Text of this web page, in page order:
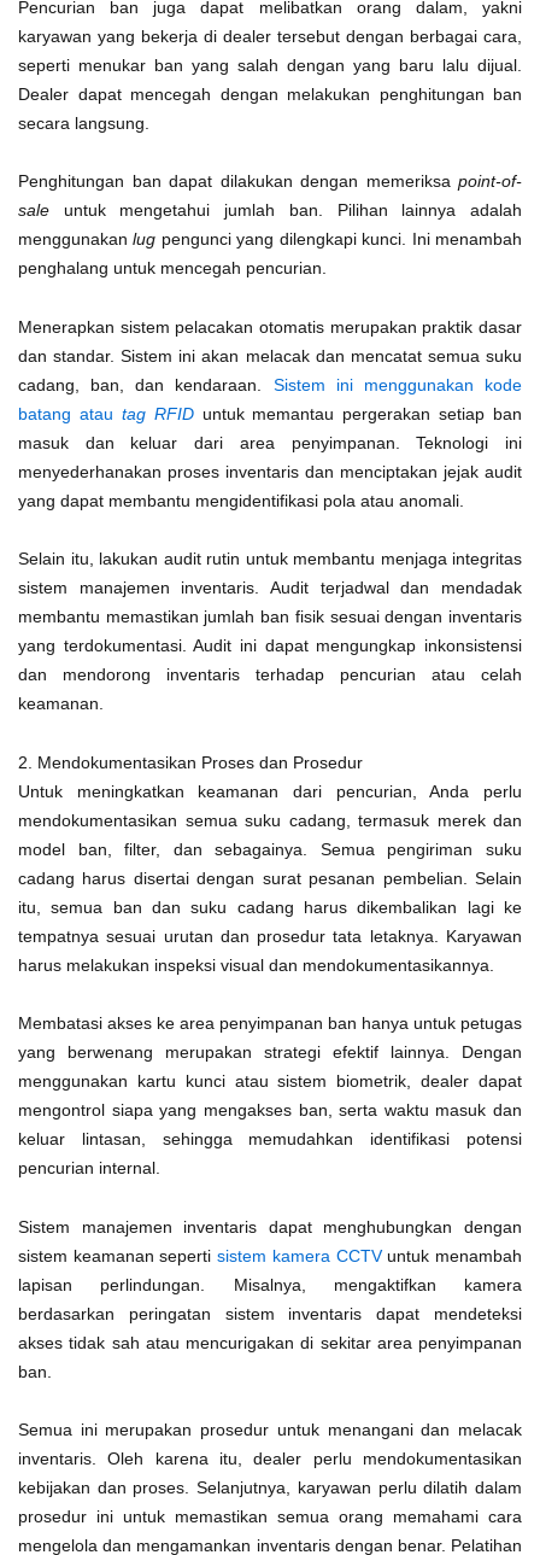
Pencurian ban juga dapat melibatkan orang dalam, yakni
karyawan yang bekerja di dealer tersebut dengan berbagai cara,
seperti menukar ban yang salah dengan yang baru lalu dijual.
Dealer dapat mencegah dengan melakukan penghitungan ban
secara langsung.
Penghitungan ban dapat dilakukan dengan memeriksa point-of-
sale untuk mengetahui jumlah ban. Pilihan lainnya adalah
menggunakanlug pengunci yang dilengkapi kunci. Ini menambah
penghalang untuk mencegah pencurian.
Menerapkan sistem pelacakan otomatis merupakan praktik dasar
dan standar. Sistem ini akan melacak dan mencatat semua suku
cadang, ban, dan kendaraan. Sistem ini menggunakan kode
batang atau tag RFIDuntuk memantau pergerakan setiap ban
masuk dan keluar dari area penyimpanan. Teknologi ini
menyederhanakan proses inventaris dan menciptakan jejak audit
yang dapat membantu mengidentifikasi pola atau anomali.
Selain itu, lakukan audit rutin untuk membantu menjaga integritas
sistem manajemen inventaris. Audit terjadwal dan mendadak
membantu memastikan jumlah ban fisik sesuai dengan inventaris
yang terdokumentasi. Audit ini dapat mengungkap inkonsistensi
dan mendorong inventaris terhadap pencurian atau celah
keamanan.
2. Mendokumentasikan Proses dan Prosedur
Untuk meningkatkan keamanan dari pencurian, Anda perlu
mendokumentasikan semua suku cadang, termasuk merek dan
model ban, filter, dan sebagainya. Semua pengiriman suku
cadang harus disertai dengan surat pesanan pembelian. Selain
itu, semua ban dan suku cadang harus dikembalikan lagi ke
tempatnya sesuai urutan dan prosedur tata letaknya. Karyawan
harus melakukan inspeksi visual dan mendokumentasikannya.
Membatasi akses ke area penyimpanan ban hanya untuk petugas
yang berwenang merupakan strategi efektif lainnya. Dengan
menggunakan kartu kunci atau sistem biometrik, dealer dapat
mengontrol siapa yang mengakses ban, serta waktu masuk dan
keluar lintasan, sehingga memudahkan identifikasi potensi
pencurian internal.
Sistem manajemen inventaris dapat menghubungkan dengan
sistem keamanan sepertisistem kamera CCTVuntuk menambah
lapisan perlindungan. Misalnya, mengaktifkan kamera
berdasarkan peringatan sistem inventaris dapat mendeteksi
akses tidak sah atau mencurigakan di sekitar area penyimpanan
ban.
Semua ini merupakan prosedur untuk menangani dan melacak
inventaris. Oleh karena itu, dealer perlu mendokumentasikan
kebijakan dan proses. Selanjutnya, karyawan perlu dilatih dalam
prosedur ini untuk memastikan semua orang memahami cara
mengelola dan mengamankan inventaris dengan benar. Pelatihan